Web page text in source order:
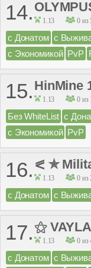
14. 1.13 0 из
с Донатом с
с Экономикой PvP
15. 1.13 0 из
Без WhiteList с
с Экономикой PvP
16. ⪕ ✯
1.13 0 из
с Донатом с
17.⚝
1.13 0 из
с Донатом с